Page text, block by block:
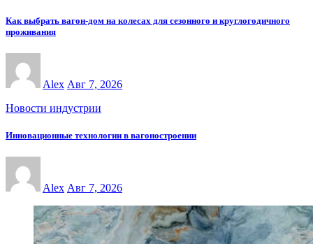
Как выбрать вагон-дом на колесах для сезонного и круглогодичного
проживания
Alex Авг 7, 2026
Новости индустрии
Инновационные технологии в вагоностроении
Alex Авг 7, 2026